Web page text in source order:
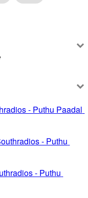
- Puthu Paadal
- Puthu
- Puthu